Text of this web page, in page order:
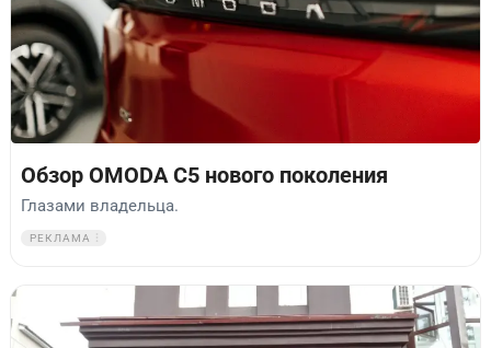
Обзор OMODA C5 нового поколения
Глазами владельца.
РЕКЛАМА